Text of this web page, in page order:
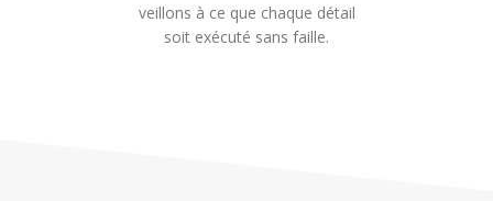
veillons à ce que chaque détail
soit exécuté sans faille.